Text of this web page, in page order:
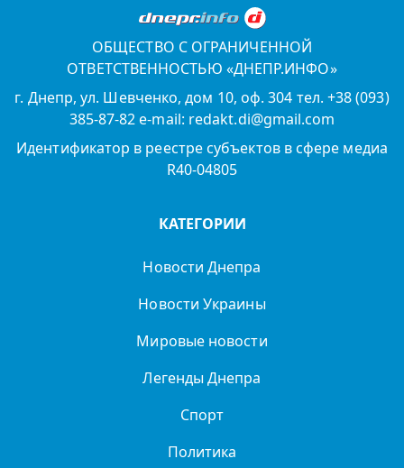
ОБЩЕСТВО С ОГРАНИЧЕННОЙ
ОТВЕТСТВЕННОСТЬЮ «ДНЕПР.ИНФО»
г. Днепр, ул. Шевченко, дом 10, оф. 304 тел. +38 (093)
385-87-82 e-mail: redakt.di@gmail.com
Идентификатор в реестре субъектов в сфере медиа
R40-04805
КАТЕГОРИИ
Новости Днепра
Новости Украины
Мировые новости
Легенды Днепра
Спорт
Политика